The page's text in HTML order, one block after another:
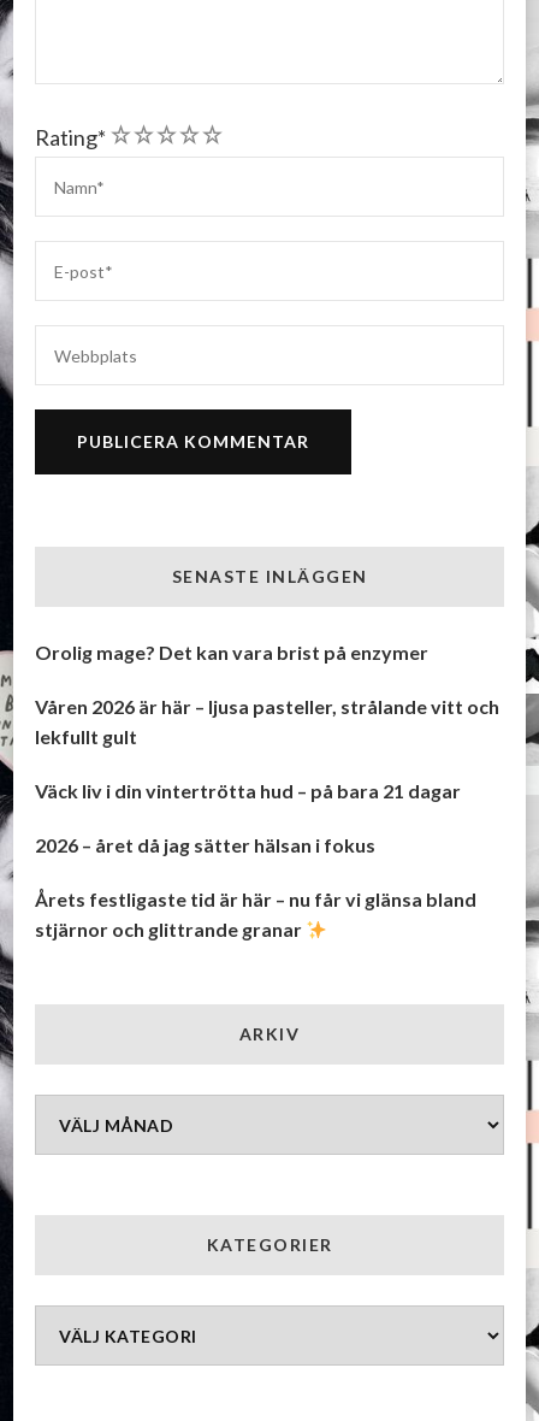
Rating* 5
4
3
2
1
SENASTE INLÄGGEN
Orolig mage? Det kan vara brist på enzymer
Våren 2026 är här – ljusa pasteller, strålande vitt och
lekfullt gult
Väck liv i din vintertrötta hud – på bara 21 dagar
2026 – året då jag sätter hälsan i fokus
Årets festligaste tid är här – nu får vi glänsa bland
stjärnor och glittrande granar
ARKIV
Arkiv
KATEGORIER
Kategorier